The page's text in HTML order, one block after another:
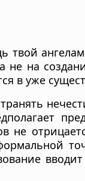
твой
не на
в уже
не